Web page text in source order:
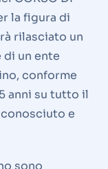
la figura di
rilasciato un
un ente
conforme
anni su tutto il
e
sono